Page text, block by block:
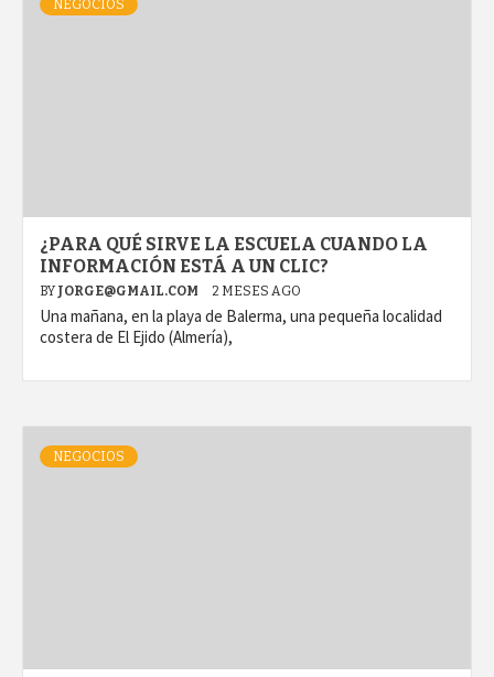
NEGOCIOS
¿PARA QUÉ SIRVE LA ESCUELA CUANDO LA
INFORMACIÓN ESTÁ A UN CLIC?
BY JORGE@GMAIL.COM 2 MESES AGO
Una mañana, en la playa de Balerma, una pequeña localidad
costera de El Ejido (Almería),
NEGOCIOS